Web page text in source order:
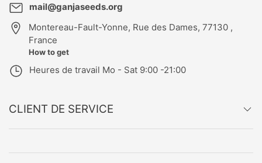
mail@ganjaseeds.org
Montereau-Fault-Yonne, Rue des Dames, 77130 ,
France
How to get
Heures de travail Mo - Sat 9:00 -21:00
CLIENT DE SERVICE